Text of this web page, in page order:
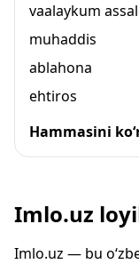
vaalaykum
muhaddis
ablahona
ehtiros
Hammasini
Imlo.uz
Imlo.uz — bu